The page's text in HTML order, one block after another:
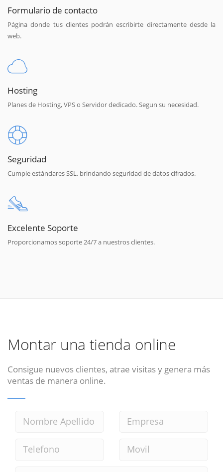
Formulario de contacto
Página donde tus clientes podrán escribirte directamente desde la
web.
Hosting
Planes de Hosting, VPS o Servidor dedicado. Segun su necesidad.
Seguridad
Cumple estándares SSL, brindando seguridad de datos cifrados.
Excelente Soporte
Proporcionamos soporte 24/7 a nuestros clientes.
Montar una tienda online
Consigue nuevos clientes, atrae visitas y genera más
ventas de manera online.